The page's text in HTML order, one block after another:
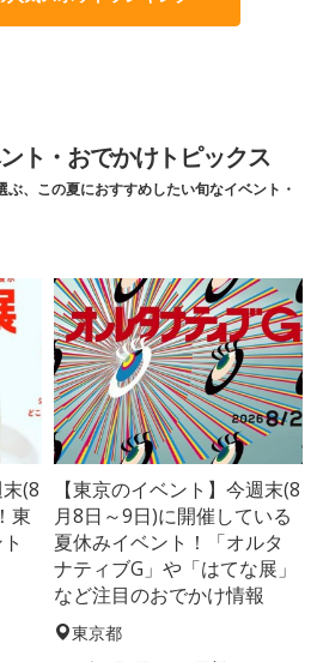
ト・おでかけトピックス
ぶ、この夏におすすめしたい旬なイベント・
(8
東
【東京のイベント】今週末(8
月8日～9日)に開催している
夏休みイベント！「オルタ
ナティブG」や「はてな展」
など注目のおでかけ情報
東京都